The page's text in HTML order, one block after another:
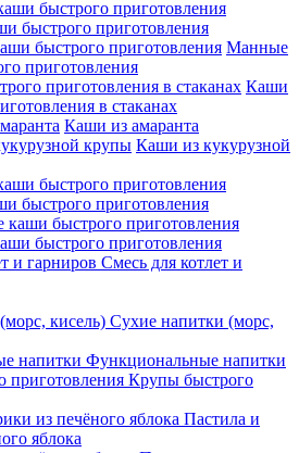
быстрого приготовления
Манные
приготовления
Каши
в стаканах
Каши из амаранта
Каши из кукурузной
быстрого приготовления
быстрого приготовления
Смесь для котлет и
Сухие напитки (морс,
Функциональные напитки
Крупы быстрого
Пастила и
яблока